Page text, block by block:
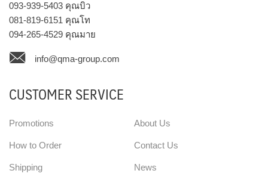
093-939-5403 คุณบิว
081-819-6151 คุณโท
094-265-4529 คุณมาย
info@qma-group.com
CUSTOMER SERVICE
Promotions
How to Order
Shipping
About Us
Contact Us
News